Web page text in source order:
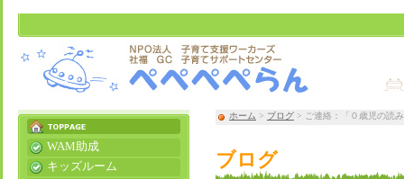
ホーム > ブログ > ご連絡：「０歳児の読
ブログ
WAM助成
キッズルーム